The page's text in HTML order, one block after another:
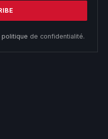
politique de confidentialité.